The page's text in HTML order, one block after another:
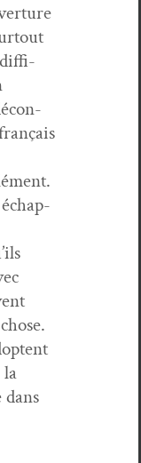
dif­fi­
échap­
dans